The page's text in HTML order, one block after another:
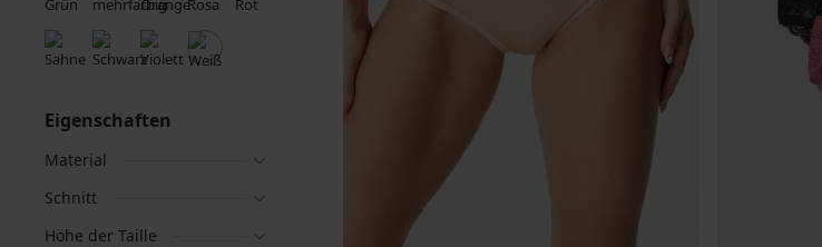
Eigenschaften
Material
Schnitt
Höhe der Taille